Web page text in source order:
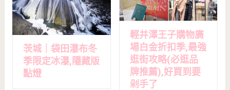
茨城｜袋田瀑布冬
季限定冰瀑,隱藏版
點燈
輕井澤王子購物廣
場白金折扣季,最強
逛街攻略(必逛品
牌推薦),好買到要
剁手了